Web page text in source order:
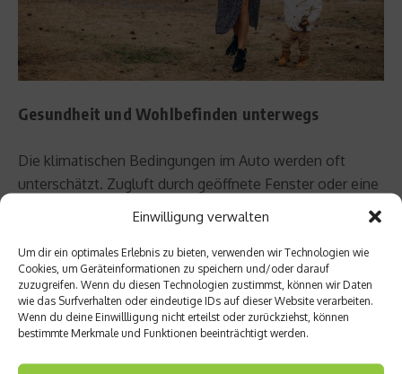
Einwilligung verwalten
Um dir ein optimales Erlebnis zu bieten, verwenden wir Technologien wie
Cookies, um Geräteinformationen zu speichern und/oder darauf
zuzugreifen. Wenn du diesen Technologien zustimmst, können wir Daten
wie das Surfverhalten oder eindeutige IDs auf dieser Website verarbeiten.
Wenn du deine Einwillligung nicht erteilst oder zurückziehst, können
bestimmte Merkmale und Funktionen beeinträchtigt werden.
Gesundheit und Wohlbefinden unterwegs
Die klimatischen Bedingungen im Auto werden oft
unterschätzt. Zugluft durch geöffnete Fenster oder eine
Erkältungen führen. Idealerweise herrscht im Innenraum
eine konstante Temperatur zwischen 21 und 23 Grad. Da
Babys ihre Körpertemperatur noch nicht so effizient
regulieren können wie Erwachsene, sollte regelmäßigim
Nacken gefühlt werden, ob dem Kind zu warm oder zu